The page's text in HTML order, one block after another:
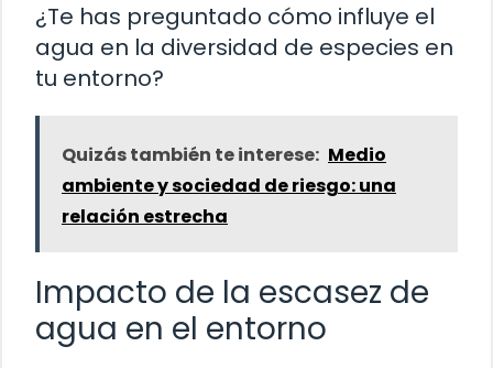
¿Te has preguntado cómo influye el
agua en la diversidad de especies en
tu entorno?
Quizás también te interese: Medio
ambiente y sociedad de riesgo: una
relación estrecha
Impacto de la escasez de
agua en el entorno